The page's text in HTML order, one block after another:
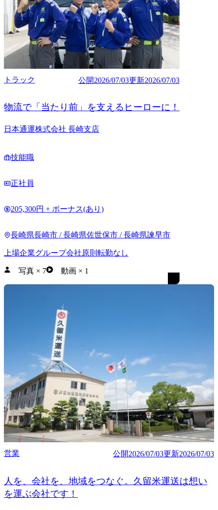
トラック 公開2026/07/03更新2026/07/03
物流で「当たり前」を支えるヒーローに！
日本通運株式会社 長崎支店
技能職
正社員
205,300円 + ボーナス(あり)
長崎県長崎市 / 長崎県佐世保市 / 長崎県諫早市
上場企業グループ会社原則転勤なし
写真 × 7 動画 × 1
営業 公開2026/07/03更新2026/07/03
人を、会社を、地域をつなぐ。久留米運送は想い
を運ぶ会社です！